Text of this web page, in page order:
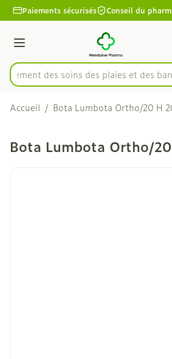
Aller au contenu
1 de 1
Paiements sécurisés Conseil du
Menu
Rechercherdes soins des plaies et des
Accueil / Bota Lumbota Ortho/20 H
Bota Lumbota Ortho/